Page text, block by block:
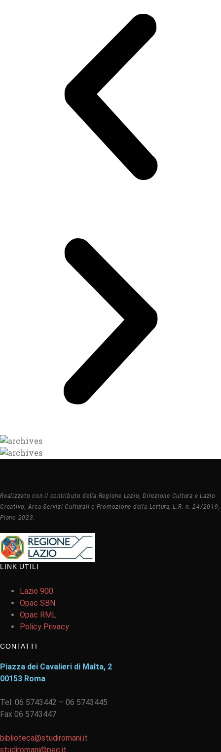
Realizzato con il contributo della Regione Lazio, Direzione Cultura e Lazio
Creativo, Area Servizi Culturali e Promozione della Lettura, L.R. n. 24/2019,
Piano 2023.
LINK UTILI
Lazio 900
Opac SBN
Opac RML
Policy Privacy
CONTATTI
Piazza dei Cavalieri di Malta, 2
00153 Roma
Tel. 06 5743442 – 06 5743445
Fax 06 5743447
biblioteca@studiromani.it
studiromani@pec.it